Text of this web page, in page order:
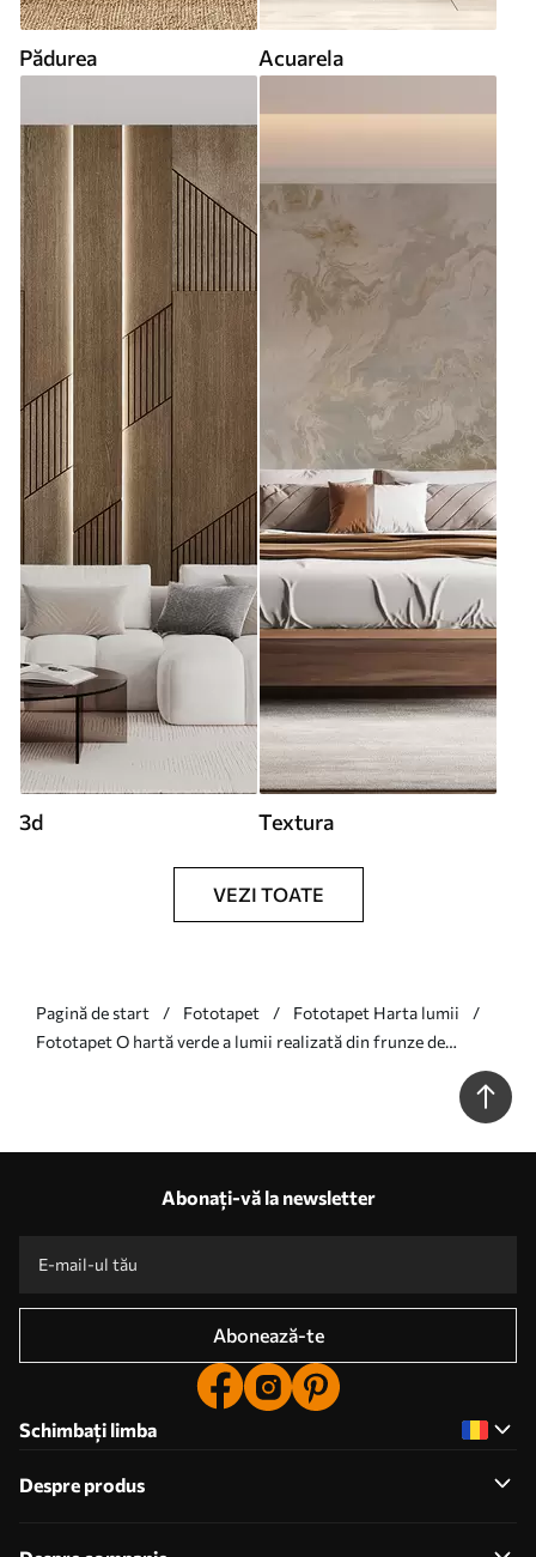
Pădurea Acuarela
3d Textura
VEZI TOATE
Pagină de start Fototapet
Fototapet Harta lumii
Fototapet O hartă verde a lumii realizată din frunze de
Abonați-vă la newsletter
Abonează-te
Schimbați limba
Despre produs